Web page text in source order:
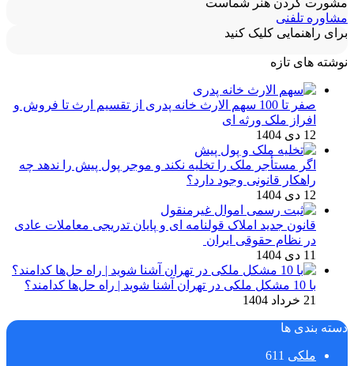
مشاوره تلفنی
برای راهنمایی کلیک کنید
نوشته های تازه
صفر تا 100 سهم الارث خانه پدری از تقسیم ارث تا فروش و
افراز ملک ورثه ای
12 دی 1404
اگر مستأجر ملک را تخلیه نکند و موجر پول پیش را ندهد چه
راهکار قانونی وجود دارد؟
12 دی 1404
قانون جدید املاک قولنامه ای و پایان تدریجی معاملات عادی
در نظام حقوقی ایران
11 دی 1404
با 10 مشکل ملکی در تهران آشنا شوید | راه حل‌ها کدامند؟
21 خرداد 1404
دسته بندی ها
ملکی 611